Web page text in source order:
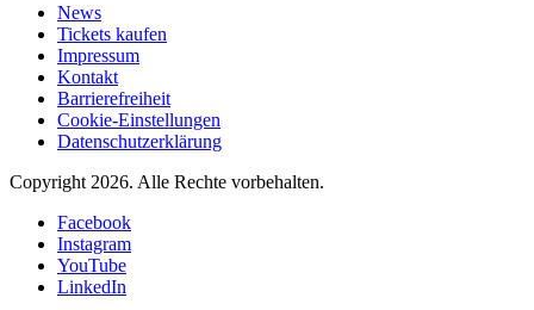
News
Tickets kaufen
Impressum
Kontakt
Barrierefreiheit
Cookie-Einstellungen
Datenschutzerklärung
Copyright 2026. Alle Rechte vorbehalten.
Facebook
Instagram
YouTube
LinkedIn